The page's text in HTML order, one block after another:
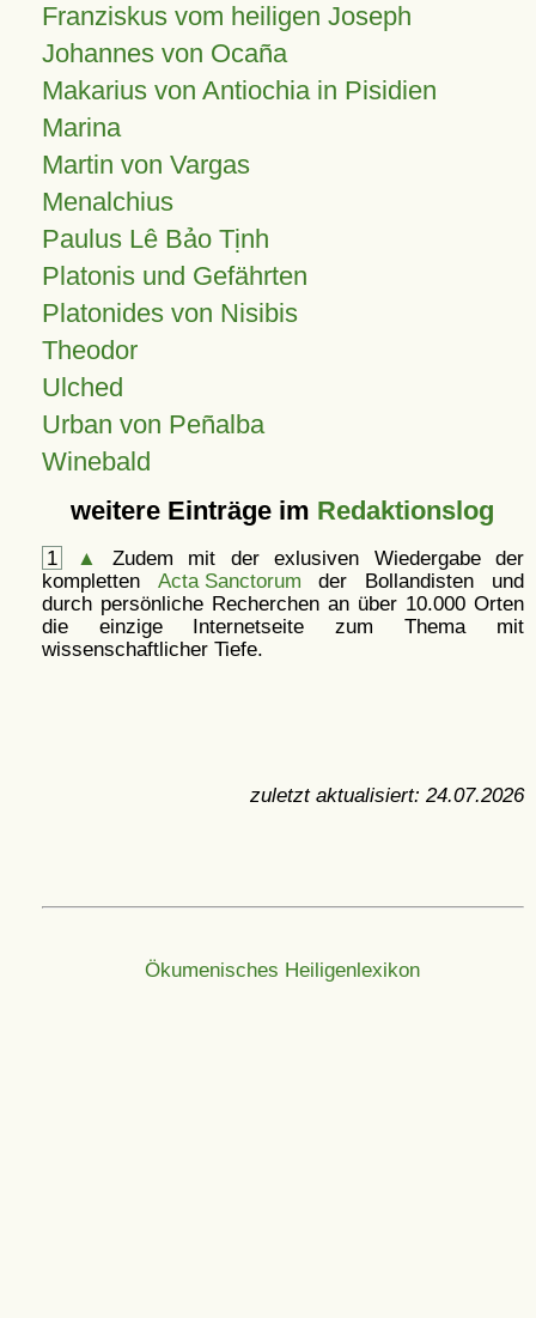
Franziskus vom heiligen Joseph
Johannes von Ocaña
Makarius von Antiochia in Pisidien
Marina
Martin von Vargas
Menalchius
Paulus Lê Bảo Tịnh
Platonis und Gefährten
Platonides von Nisibis
Theodor
Ulched
Urban von Peñalba
Winebald
weitere Einträge im Redaktionslog
1 ▲
Zudem mit der exlusiven Wiedergabe der
kompletten Acta Sanctorum der Bollandisten und
durch persönliche Recherchen an über 10.000 Orten
die einzige Internetseite zum Thema mit
wissenschaftlicher Tiefe.
zuletzt aktualisiert: 24.07.2026
Ökumenisches Heiligenlexikon